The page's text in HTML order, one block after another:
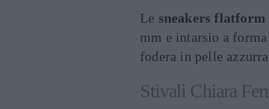
Le sneakers
mm e intarsio a
fodera in pelle
Stivali Chiara